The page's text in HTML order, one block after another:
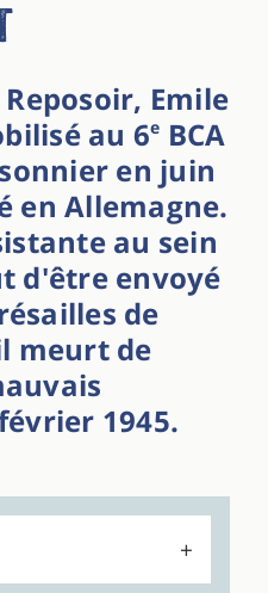
Emile
au 6e BCA
en juin
en Allemagne.
au sein
d'être envoyé
de
meurt de
1945.